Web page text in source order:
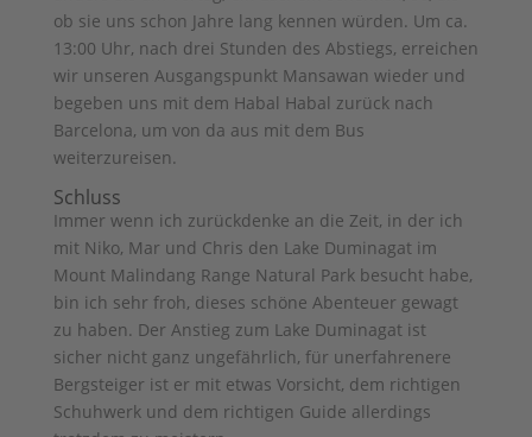
ob sie uns schon Jahre lang kennen würden. Um ca.
13:00 Uhr, nach drei Stunden des Abstiegs, erreichen
wir unseren Ausgangspunkt Mansawan wieder und
begeben uns mit dem Habal Habal zurück nach
Barcelona, um von da aus mit dem Bus
weiterzureisen.
Schluss
Immer wenn ich zurückdenke an die Zeit, in der ich
mit Niko, Mar und Chris den Lake Duminagat im
Mount Malindang Range Natural Park besucht habe,
bin ich sehr froh, dieses schöne Abenteuer gewagt
zu haben. Der Anstieg zum Lake Duminagat ist
sicher nicht ganz ungefährlich, für unerfahrenere
Bergsteiger ist er mit etwas Vorsicht, dem richtigen
Schuhwerk und dem richtigen Guide allerdings